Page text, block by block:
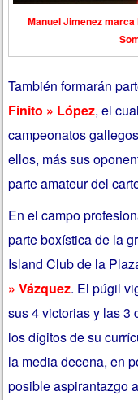
Manuel Jimenez
También formarán
Finito » López, el
campeonatos
ellos, más sus
parte amateur del
En el campo
parte boxística de la
Island Club de la
» Vázquez. El púgil
sus 4 victorias y las 3
los dígitos de su
la media decena, en
posible aspirantazgo